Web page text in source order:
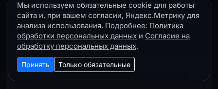
Мы используем обязательные cookie для работы
сайта и, при вашем согласии, Яндекс.Метрику для
анализа использования. Подробнее: Политика
обработки персональных данных и Согласие на
обработку персональных данных.
Принять Только обязательные
Детектив
Закрыть 50 жалоб
ОБЫЧНОЕ Ур. I Текущий ур. 0/3